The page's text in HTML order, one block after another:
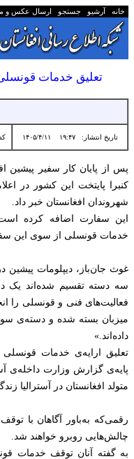
خانه آرشیو جستجو ارسال عکس و
تعلیق خدمات
تاریخ انتشار:۱۹:۴۷ ۱۴۰۵/۴/۱۱ کد
پس از پایان کار سفیر پیشین
کنبرا پایتخت این کشور در
شهروندان افغانستان خبر داد.
این سفارت اضافه کرده
خدمات قونسلی از سوی این
غوث جان‌باز، دیپلومات پیشین
سه دسته تقسیم شده‌اند یک
فعالیت‌های فنی و قونسلی را
میزبان بسته شده و دسته‌ی سوم
داده‌اند.»
تعلیق ارایه‌ی خدمات
متولد افغانستان در آسترالیا
رقمی‌که به‌باور آگاهان با
چالش‌هایی روبرو خواهند شد.
به گفته آنان توقف خدمات